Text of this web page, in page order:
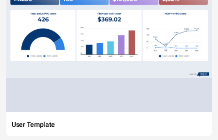
User Template